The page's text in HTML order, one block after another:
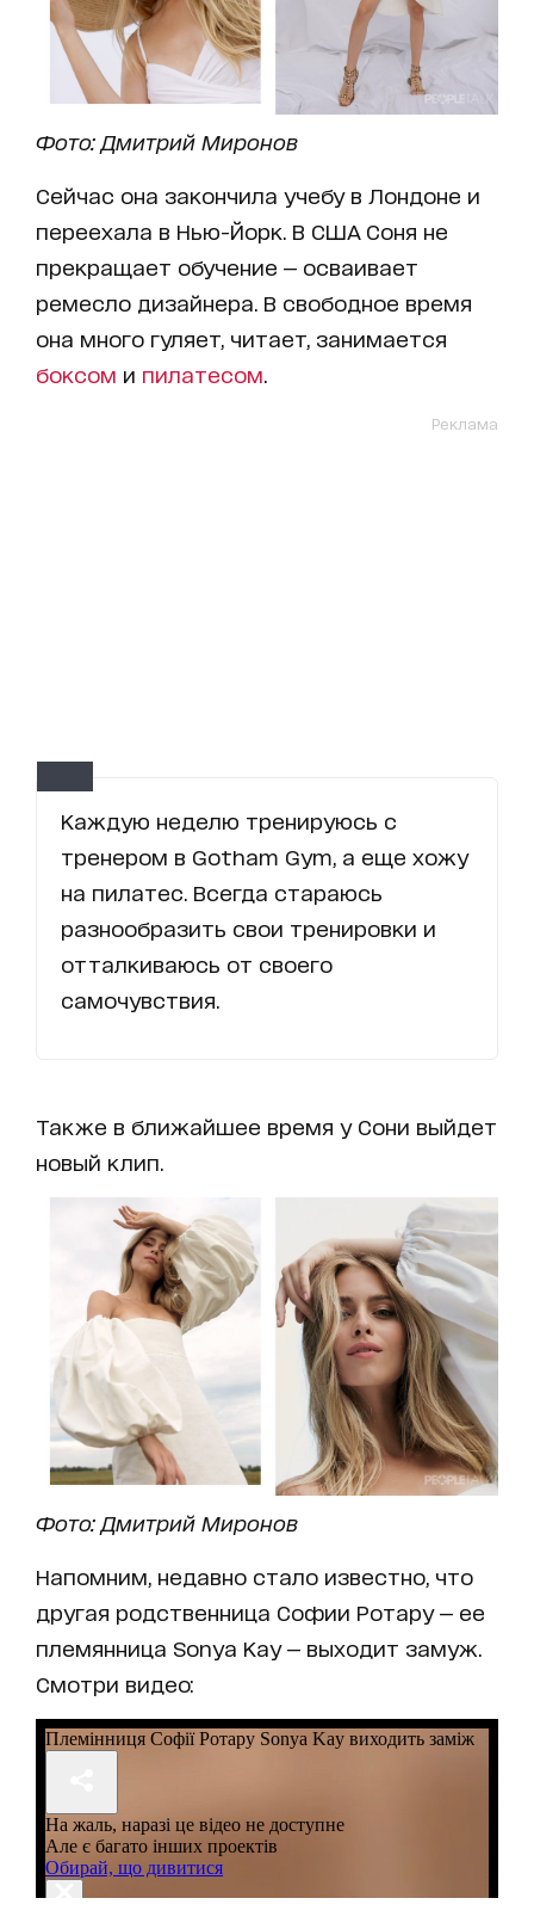
Фото: Дмитрий Миронов
Сейчас она закончила учебу в Лондоне и
переехала в Нью-Йорк. В США Соня не
прекращает обучение — осваивает
ремесло дизайнера. В свободное время
она много гуляет, читает, занимается
боксом и пилатесом
Реклама
Каждую неделю тренируюсь с
тренером в Gotham Gym, а еще хожу
на пилатес. Всегда стараюсь
разнообразить свои тренировки и
отталкиваюсь от своего
самочувствия.
Также в ближайшее время у Сони выйдет
новый клип.
Фото: Дмитрий Миронов
Напомним, недавно стало известно, что
другая родственница Софии Ротару — ее
племянница Sonya Kay — выходит замуж.
Смотри видео: